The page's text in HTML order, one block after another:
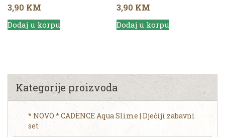
3,90 KM
Dodaj u korpu
3,90 KM
Dodaj u korpu
Kategorije proizvoda
* NOVO * CADENCE Aqua Slime | Dječiji zabavni
set